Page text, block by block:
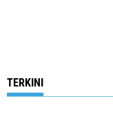
TERKINI